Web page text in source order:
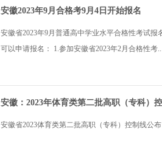
安徽2023年9月合格考9月4日开始报名
安徽省2023年9月普通高中学业水平合格性考试
可以申请报名： 1.参加安徽省2023年2月合格性考
安徽：2023年体育类第二批高职（专科）
安徽省2023体育类第二批高职（专科）控制线公